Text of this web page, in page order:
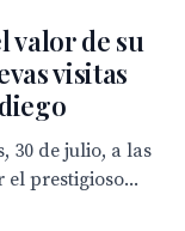
valor de su
visitas
30 de julio, a las
el prestigioso...